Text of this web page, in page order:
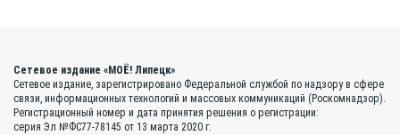
Сетевое издание «МОЁ! Липецк»
Сетевое издание, зарегистрировано Федеральной службой по надзору в сфере
связи, информационных технологий и массовых коммуникаций (Роскомнадзор).
Регистрационный номер и дата принятия решения о регистрации:
серия Эл №ФС77-78145 от 13 марта 2020 г.